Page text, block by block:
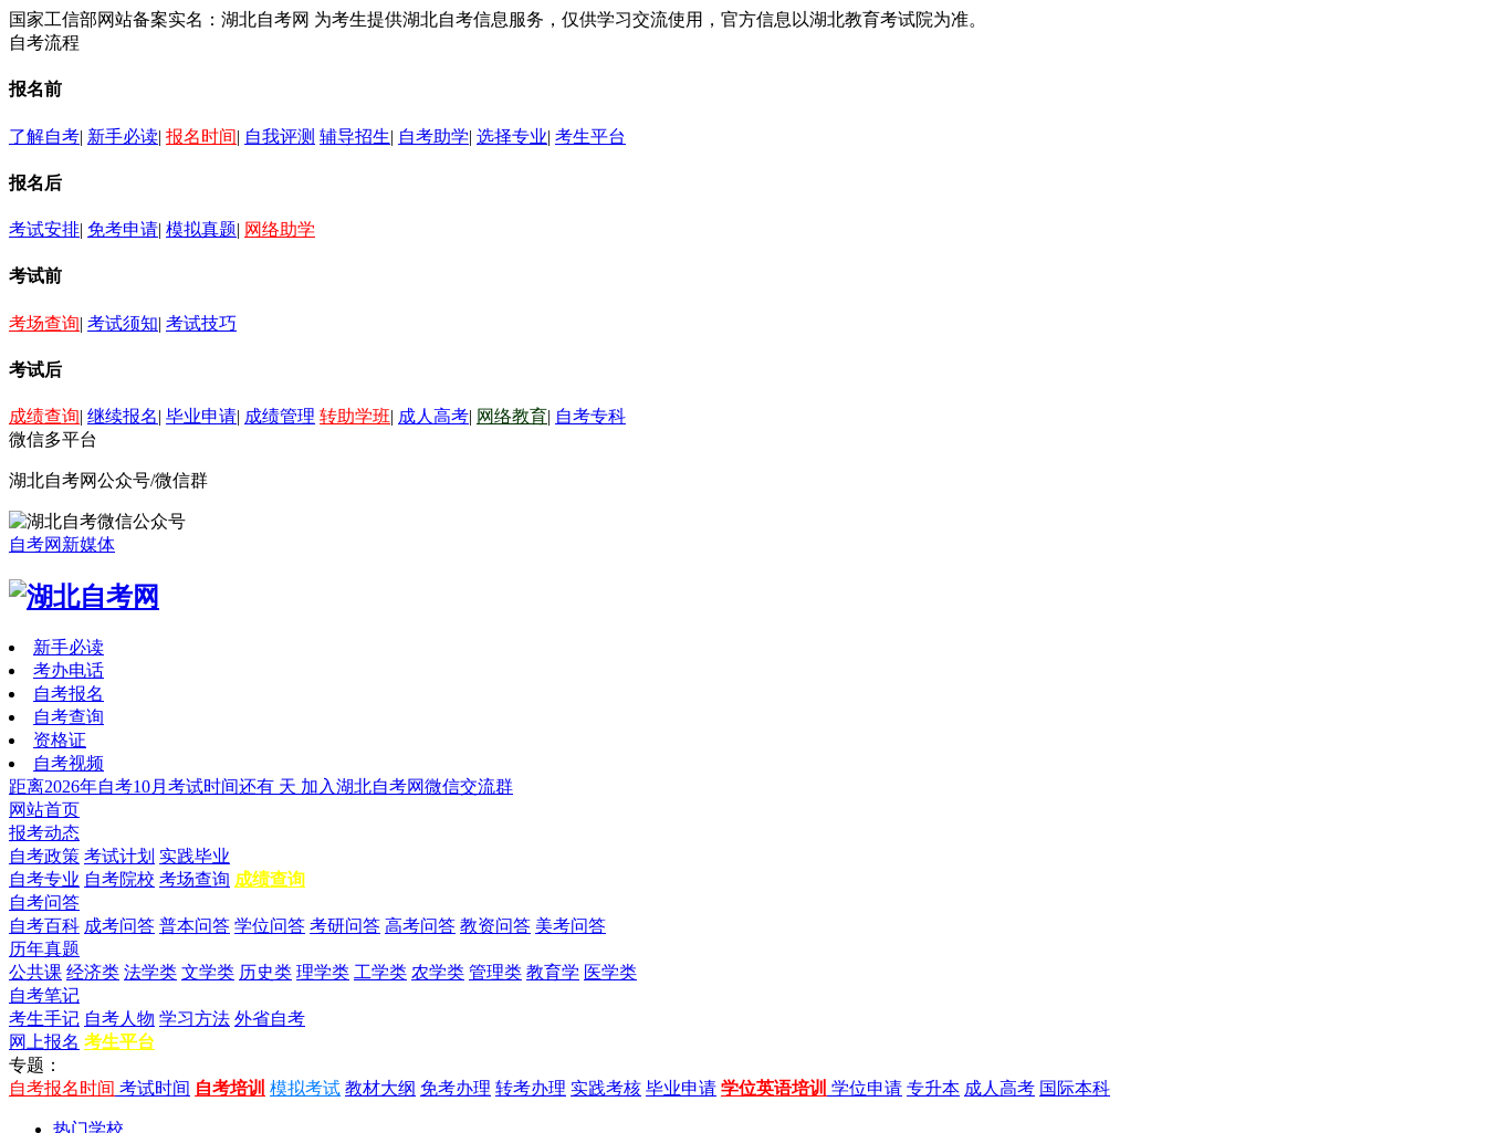
国家工信部网站备案实名：湖北自考网 为考生提供湖北自考信息服务，仅供学习交流使用，官方信息以湖北教育考试院为准。
自考流程
报名前
了解自考| 新手必读| 报名时间| 自我评测 辅导招生| 自考助学| 选择专业| 考生平台
报名后
考试安排| 免考申请| 模拟真题| 网络助学
考试前
考场查询| 考试须知| 考试技巧
考试后
成绩查询| 继续报名| 毕业申请| 成绩管理 转助学班| 成人高考| 网络教育| 自考专科
微信多平台
湖北自考网公众号/微信群
自考网新媒体
新手必读
考办电话
自考报名
自考查询
资格证
自考视频
距离2026年自考10月考试时间还有 天 加入湖北自考网微信交流群
网站首页
报考动态
自考政策 考试计划 实践毕业
自考专业 自考院校 考场查询 成绩查询
自考问答
自考百科 成考问答 普本问答 学位问答 考研问答 高考问答 教资问答 美考问答
历年真题
公共课 经济类 法学类 文学类 历史类 理学类 工学类 农学类 管理类 教育学 医学类
自考笔记
考生手记 自考人物 学习方法 外省自考
网上报名 考生平台
专题：
自考报名时间 考试时间 自考培训 模拟考试 教材大纲 免考办理 转考办理 实践考核 毕业申请 学位英语培训 学位申请 专升本 成人高考 国际本科
热门学校